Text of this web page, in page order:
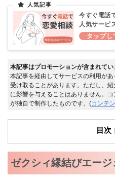
今すぐ電話
人気サービ
本記事はプロモーションが含まれてい
本記事を経由してサービスの利用が
受け取ることがあります。ただし、
に影響を与えることはありません。
が独自で制作したものです。(コンテ
目次
ゼクシィ縁結びエージ